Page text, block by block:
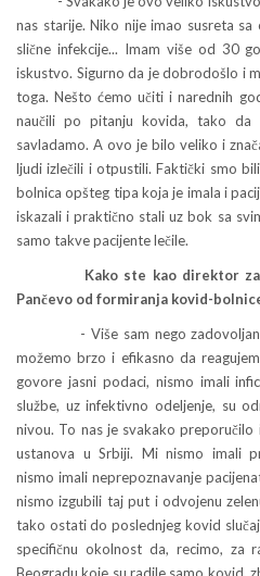
nas starije. Niko nije imao susreta
slične infekcije... Imam više od 30
iskustvo. Sigurno da je dobrodošlo i
toga. Nešto ćemo učiti i narednih
naučili po pitanju kovida, tako
savladamo. A ovo je bilo veliko i
ljudi izlečili i otpustili. Faktički smo
bolnica opšteg tipa koja je imala i
iskazali i praktično stali uz bok sa
samo takve pacijente lečile.
Kako ste kao direktor
Pančevo od formiranja kovid-
- Više sam nego zadovoljan.
možemo brzo i efikasno da
govore jasni podaci, nismo imali
službe, uz infektivno odeljenje, su
nivou. To nas je svakako
ustanova u Srbiji. Mi nismo imali
nismo imali neprepoznavanje
nismo izgubili taj put i odvojenu
tako ostati do poslednjeg kovid
specifičnu okolnost da, recimo, za
Beogradu koje su radile samo kovid,